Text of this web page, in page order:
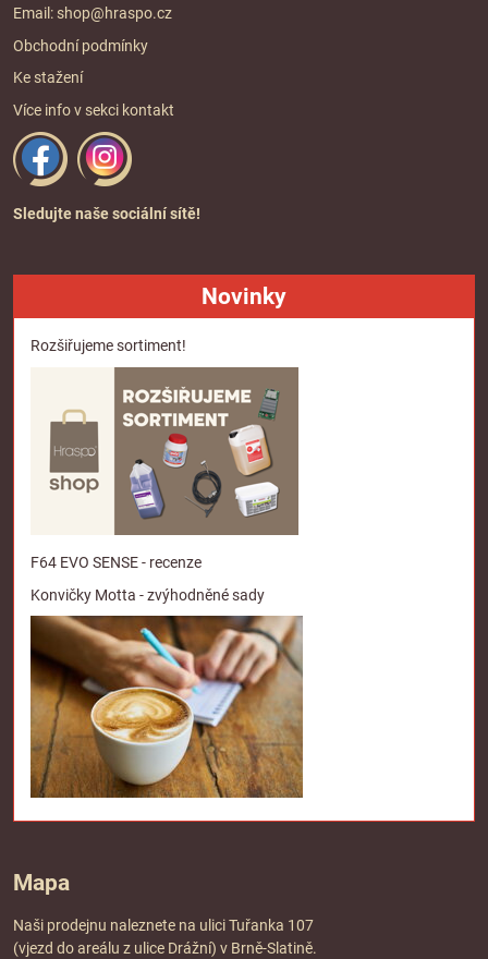
Email: shop@hraspo.cz
Obchodní podmínky
Ke stažení
Více info v sekci kontakt
Sledujte naše sociální sítě!
Novinky
Rozšiřujeme sortiment!
F64 EVO SENSE - recenze
Konvičky Motta - zvýhodněné sady
Mapa
Naši prodejnu naleznete na ulici Tuřanka 107
(vjezd do areálu z ulice Drážní) v Brně-Slatině.